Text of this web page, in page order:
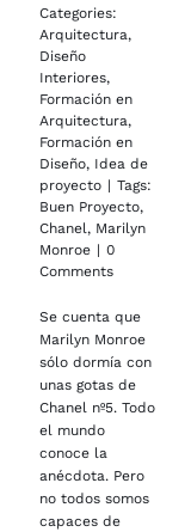
Categories:
Arquitectura,
Diseño
Interiores,
Formación en
Arquitectura,
Formación en
Diseño, Idea de
proyecto | Tags:
Buen Proyecto,
Chanel, Marilyn
Monroe | 0
Comments
Se cuenta que
Marilyn Monroe
sólo dormía con
unas gotas de
Chanel nº5. Todo
el mundo
conoce la
anécdota. Pero
no todos somos
capaces de